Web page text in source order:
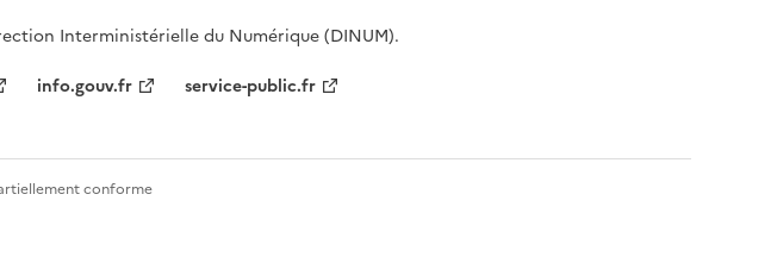
Interministérielle du Numérique (DINUM).
info.gouv.fr service-public.fr
conforme